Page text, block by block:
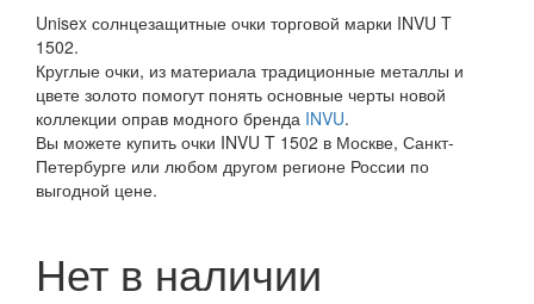
Unisex солнцезащитные очки торговой марки INVU T
1502.
Круглые очки, из материала традиционные металлы и
цвете золото помогут понять основные черты новой
коллекции оправ модного бренда INVU.
Вы можете купить очки INVU T 1502 в Москве, Санкт-
Петербурге или любом другом регионе России по
выгодной цене.
Нет в наличии